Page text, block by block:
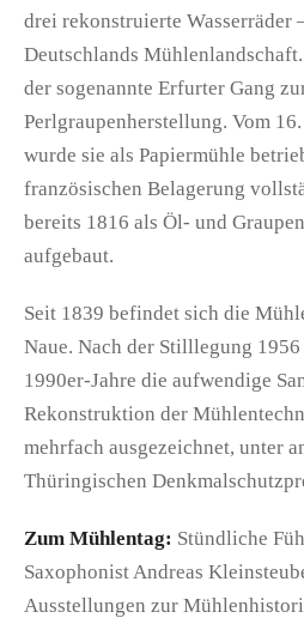
drei rekonstruierte Wasserräder
Deutschlands
der sogenannte Erfurter Gang
Perlgraupenherstellung. Vom
wurde sie als Papiermühle
französischen Belagerung
bereits 1816 als Öl- und
aufgebaut.
Seit 1839 befindet sich die
Naue. Nach der Stilllegung
1990er-Jahre die aufwendige
Rekonstruktion der
mehrfach ausgezeichnet, unter
Thüringischen
Zum Mühlentag: Stündliche
Saxophonist Andreas
Ausstellungen zur